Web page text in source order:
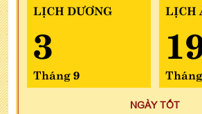
LỊCH DƯƠNG
3
Tháng 9
LỊCH
NGÀY TỐT